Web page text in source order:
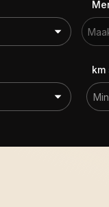
km